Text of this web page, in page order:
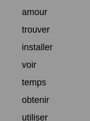
amour
trouver
installer
voir
temps
obtenir
utiliser